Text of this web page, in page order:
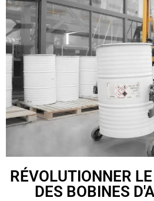
RÉVOLUTIONNER
DES BOBINES